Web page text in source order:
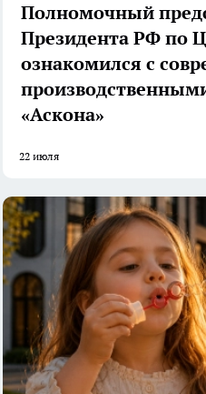
Полномочный
Президента РФ по
ознакомился с
«Аскона»
22 июля